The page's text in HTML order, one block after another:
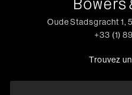
Oude Stadsgracht 1,
+33 (1)
Trouvez